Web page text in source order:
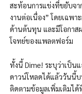
สะท้อนการแข่งที่ขยับจา
งานต่อเนื่อง” โดยเฉพา
ด้านต้นทุน และมีโอกาส
โจทย์ของแพลตฟอร์ม
ทั้งนี้ Dime! ระบุว่าเป็น
ดาวน์โหลดได้แล้ววันนี้
ติดตามข้อมูลเพิ่มเติมไ